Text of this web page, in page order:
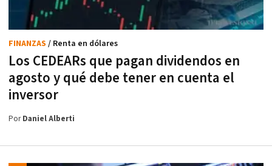
Los CEDEARs que pagan dividendos en
agosto y qué debe tener en cuenta el
inversor
FINANZAS / Renta en dólares
PorDaniel Alberti